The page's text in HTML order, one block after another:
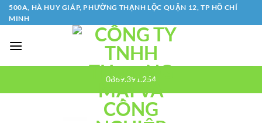
Bỏ
qua
dung
500A, HÀ HUY GIÁP, PHƯỜNG THẠNH LỘC QUẬN 12, TP HỒ CHÍ
MINH
0869.391.254